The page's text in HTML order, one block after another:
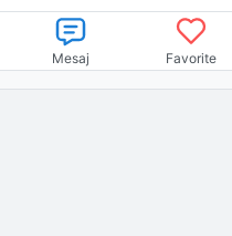
Mesaj Favorite